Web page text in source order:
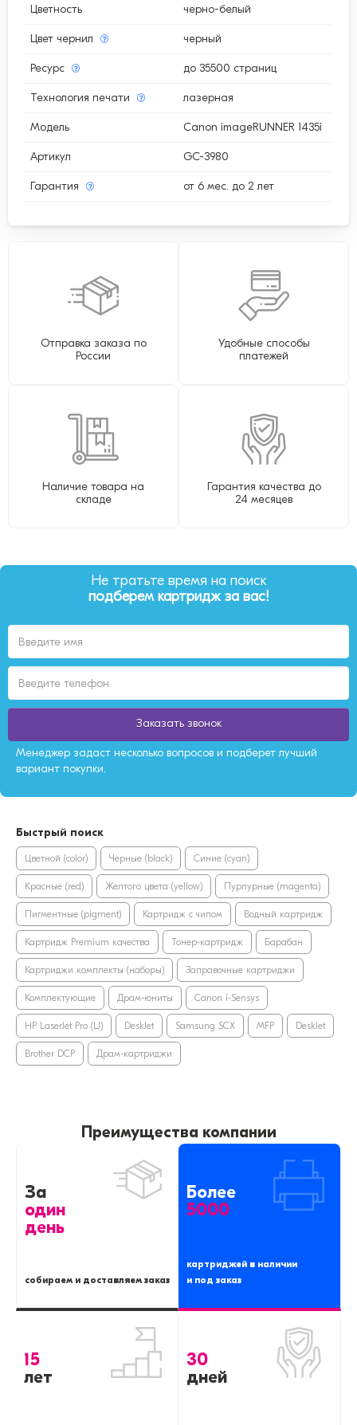
Цветность черно-белый
Цвет чернил черный
Ресурс до 35500 страниц
Технология печати лазерная
Модель Canon imageRUNNER 1435i
Артикул GC-3980
Гарантия от 6 мес. до 2 лет
Отправка заказа по
России
Удобные способы
платежей
Наличие товара на
складе
Гарантия качества до
24 месяцев
Не тратьте время на поиск
подберем картридж за вас!
Заказать звонок
Менеджер задаст несколько вопросов и подберет лучший
вариант покупки.
Быстрый поиск
Цветной (color) Черные (black) Синие (cyan)
Красные (red) Желтого цвета (yellow) Пурпурные (magenta)
Пигментные (pigment) Картридж с чипом Водный картридж
Картридж Premium качества Тонер-картридж Барабан
Картриджи комплекты (наборы) Заправочные картриджи
Комплектующие Драм-юниты Canon i-Sensys
HP LaserJet Pro (LJ) DeskJet Samsung SCX MFP DeskJet
Brother DCP Драм-картриджи
Преимущества компании
За
один
день
собираем и доставляем заказ
Более
5000
картриджей в наличии
и под заказ
15
лет
30
дней